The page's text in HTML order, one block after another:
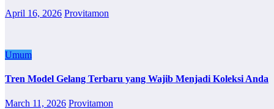
April 16, 2026 Provitamon
Umum
Tren Model Gelang Terbaru yang Wajib Menjadi Koleksi Anda
March 11, 2026 Provitamon